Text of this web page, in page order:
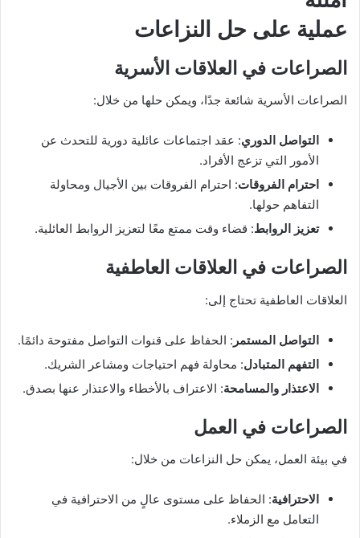
عملية على حل النزاعات
الصراعات في العلاقات الأسرية
الصراعات الأسرية شائعة جدًا، ويمكن حلها من خلال:
التواصل الدوري: عقد اجتماعات عائلية دورية للتحدث عن
الأمور التي تزعج الأفراد.
احترام الفروقات: احترام الفروقات بين الأجيال ومحاولة
التفاهم حولها.
تعزيز الروابط: قضاء وقت ممتع معًا لتعزيز الروابط العائلية.
الصراعات في العلاقات العاطفية
العلاقات العاطفية تحتاج إلى:
التواصل المستمر : الحفاظ على قنوات التواصل مفتوحة دائمًا.
التفهم المتبادل: محاولة فهم احتياجات ومشاعر الشريك.
الاعتذار والمسامحة: الاعتراف بالأخطاء والاعتذار عنها بصدق.
الصراعات في العمل
في بيئة العمل، يمكن حل النزاعات من خلال:
الاحترافية: الحفاظ على مستوى عالٍ من الاحترافية في
التعامل مع الزملاء.